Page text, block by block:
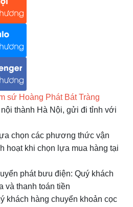
sứ Hoàng Phát Bát Tràng
thành Hà Nội, gửi đi tỉnh với
chọn các phương thức vận
hoạt khi chọn lựa mua hàng tại
phát bưu điện: Quý khách
và thanh toán tiền
khách hàng chuyển khoản cọc